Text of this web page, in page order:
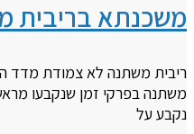
משכנתא בריבית
ריבית משתנה לא צמודת מדד
משתנה בפרקי זמן שנקבעו
נקבע על